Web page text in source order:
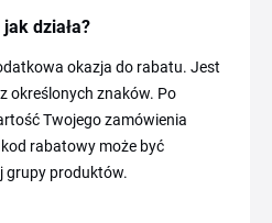
działa?
okazja do rabatu. Jest
określonych znaków. Po
Twojego zamówienia
rabatowy może być
grupy produktów.